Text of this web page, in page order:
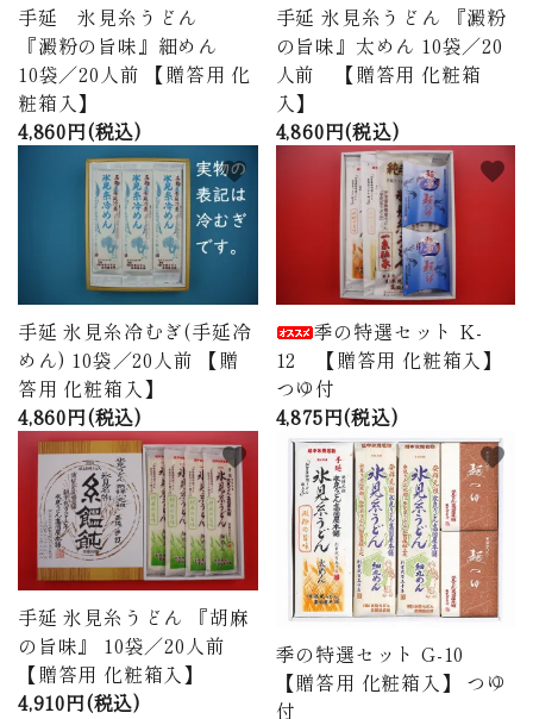
手延 氷見糸うどん
『澱粉の旨味』細めん
10袋／20人前 【贈答用 化
粧箱入】
4,860円(税込)
手延 氷見糸うどん 『澱粉
の旨味』太めん 10袋／20
人前 【贈答用 化粧箱
入】
4,860円(税込)
手延 氷見糸冷むぎ(手延冷
めん) 10袋／20人前 【贈
答用 化粧箱入】
4,860円(税込)
favorite
季の特選セット K-
12 【贈答用 化粧箱入】
つゆ付
4,875円(税込)
favorite
手延 氷見糸うどん 『胡麻
の旨味』 10袋／20人前
【贈答用 化粧箱入】
4,910円(税込)
favorite
季の特選セット G-10
【贈答用 化粧箱入】 つゆ
付
favorite